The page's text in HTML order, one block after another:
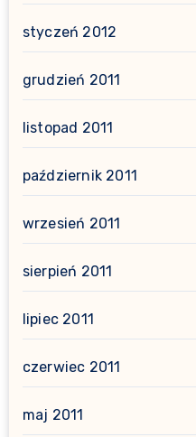
styczeń 2012
grudzień 2011
listopad 2011
październik 2011
wrzesień 2011
sierpień 2011
lipiec 2011
czerwiec 2011
maj 2011